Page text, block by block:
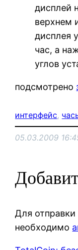
дисплей
верхнем
дисплея
час, а
углов
подсмотрено
интерфейс,
05.03.2009
Для
необходимо